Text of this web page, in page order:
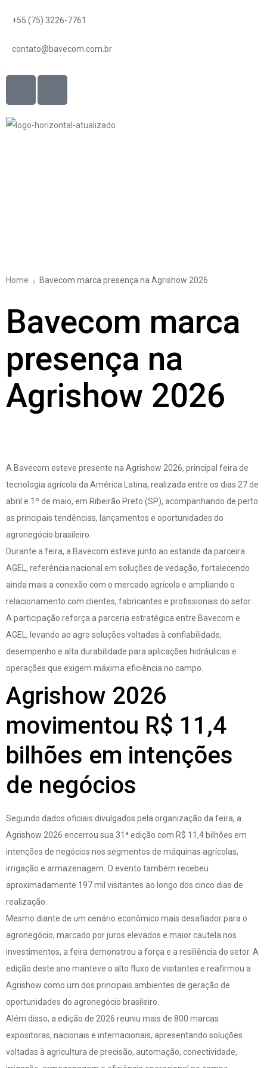
+55 (75) 3226-7761
contato@bavecom.com.br
Home Bavecom marca presença na Agrishow 2026
Bavecom marca
presença na
Agrishow 2026
A Bavecom esteve presente na Agrishow 2026, principal feira de
tecnologia agrícola da América Latina, realizada entre os dias 27 de
abril e 1º de maio, em Ribeirão Preto (SP), acompanhando de perto
as principais tendências, lançamentos e oportunidades do
agronegócio brasileiro.
Durante a feira, a Bavecom esteve junto ao estande da parceira
AGEL, referência nacional em soluções de vedação, fortalecendo
ainda mais a conexão com o mercado agrícola e ampliando o
relacionamento com clientes, fabricantes e profissionais do setor.
A participação reforça a parceria estratégica entre Bavecom e
AGEL, levando ao agro soluções voltadas à confiabilidade,
desempenho e alta durabilidade para aplicações hidráulicas e
operações que exigem máxima eficiência no campo.
Agrishow 2026
movimentou R$ 11,4
bilhões em intenções
de negócios
Segundo dados oficiais divulgados pela organização da feira, a
Agrishow 2026 encerrou sua 31ª edição com R$ 11,4 bilhões em
intenções de negócios nos segmentos de máquinas agrícolas,
irrigação e armazenagem. O evento também recebeu
aproximadamente 197 mil visitantes ao longo dos cinco dias de
realização.
Mesmo diante de um cenário econômico mais desafiador para o
agronegócio, marcado por juros elevados e maior cautela nos
investimentos, a feira demonstrou a força e a resiliência do setor. A
edição deste ano manteve o alto fluxo de visitantes e reafirmou a
Agrishow como um dos principais ambientes de geração de
oportunidades do agronegócio brasileiro.
Além disso, a edição de 2026 reuniu mais de 800 marcas
expositoras, nacionais e internacionais, apresentando soluções
voltadas à agricultura de precisão, automação, conectividade,